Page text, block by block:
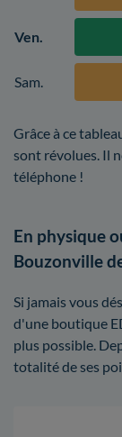
Ven.
Sam.
Grâce à ce
sont révolues. Il
téléphone !
En physique
Bouzonville
Si jamais vous
d'une boutique
plus possible.
totalité de ses